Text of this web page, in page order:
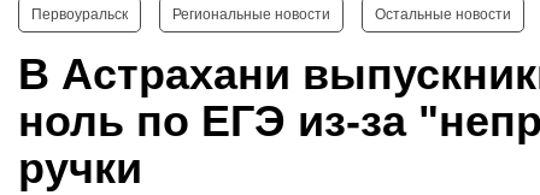
Первоуральск Региональные новости Остальные новости
В Астрахани
ноль по ЕГЭ из-за
ручки